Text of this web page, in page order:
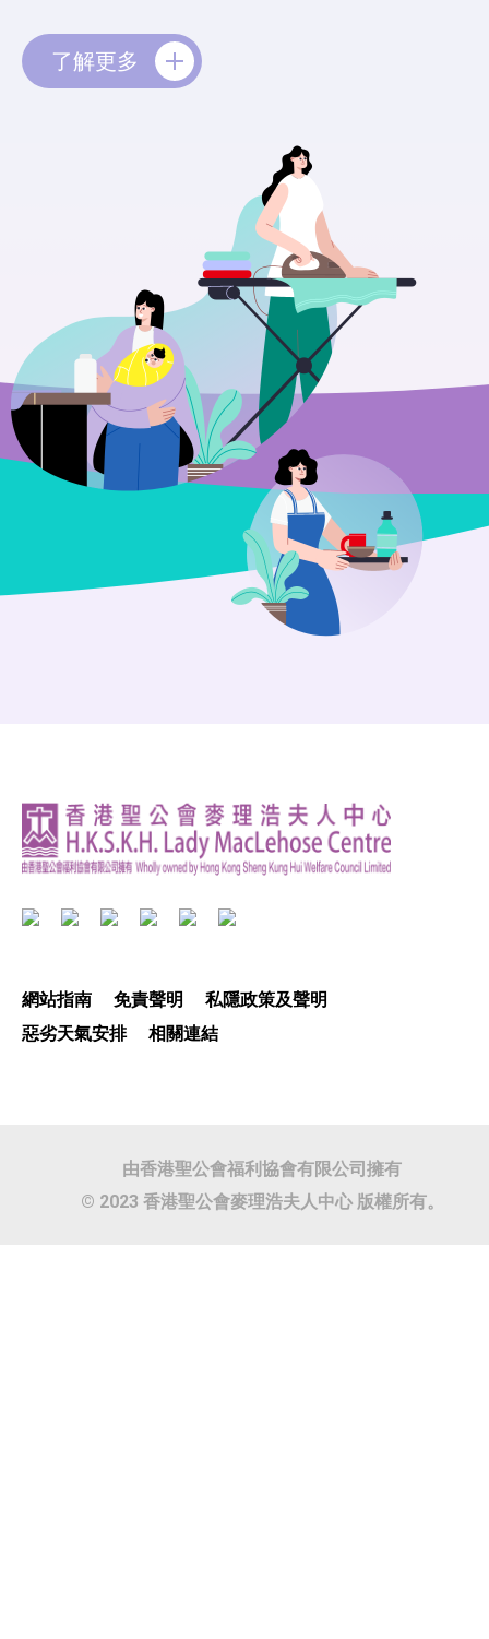
了解更多
網站指南 免責聲明
私隱政策及聲明
惡劣天氣安排
相關連結
由香港聖公會福利協會有限公司擁有
© 2023 香港聖公會麥理浩夫人中心 版權所有。